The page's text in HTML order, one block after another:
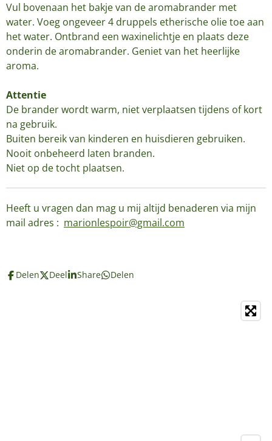
Vul bovenaan het bakje van de aromabrander met
water. Voeg ongeveer 4 druppels etherische olie toe aan
het water. Ontbrand een waxinelichtje en plaats deze
onderin de aromabrander. Geniet van het heerlijke
aroma.
Attentie
De brander wordt warm, niet verplaatsen tijdens of kort
na gebruik.
Buiten bereik van kinderen en huisdieren gebruiken.
Nooit onbeheerd laten branden.
Niet op de tocht plaatsen.
Heeft u vragen dan mag u mij altijd benaderen via mijn
mail adres : marionlespoir@gmail.com
Delen Deel Share Delen